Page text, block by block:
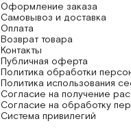
Оформление заказа
Самовывоз и доставка
Оплата
Возврат товара
Контакты
Публичная оферта
Политика обработки
Политика использования
Согласие на получение
Согласие на обработку
Система привилегий